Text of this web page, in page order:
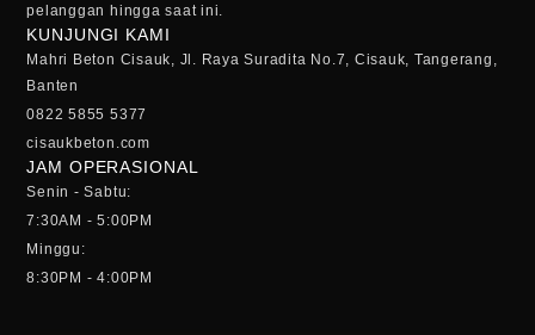
pelanggan hingga saat ini.
KUNJUNGI KAMI
Mahri Beton Cisauk, Jl. Raya Suradita No.7, Cisauk, Tangerang,
Banten
0822 5855 5377
cisaukbeton.com
JAM OPERASIONAL
Senin - Sabtu:
7:30AM - 5:00PM
Minggu:
8:30PM - 4:00PM